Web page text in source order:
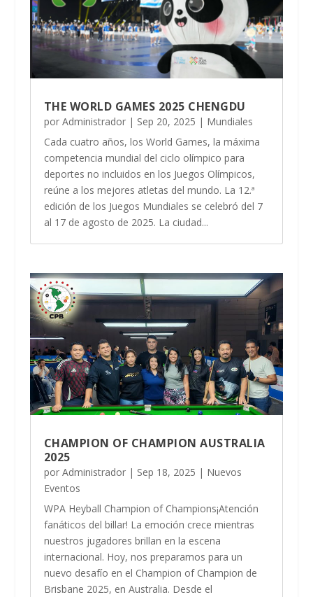
THE WORLD GAMES 2025 CHENGDU
por Administrador| Sep 20, 2025 | Mundiales
Cada cuatro años, los World Games, la máxima
competencia mundial del ciclo olímpico para
deportes no incluidos en los Juegos Olímpicos,
reúne a los mejores atletas del mundo. La 12.ª
edición de los Juegos Mundiales se celebró del 7
al 17 de agosto de 2025. La ciudad...
CHAMPION OF CHAMPION AUSTRALIA
2025
por Administrador| Sep 18, 2025 | Nuevos
Eventos
WPA Heyball Champion of Champions¡Atención
fanáticos del billar! La emoción crece mientras
nuestros jugadores brillan en la escena
internacional. Hoy, nos preparamos para un
nuevo desafío en el Champion of Champion de
Brisbane 2025, en Australia. Desde el